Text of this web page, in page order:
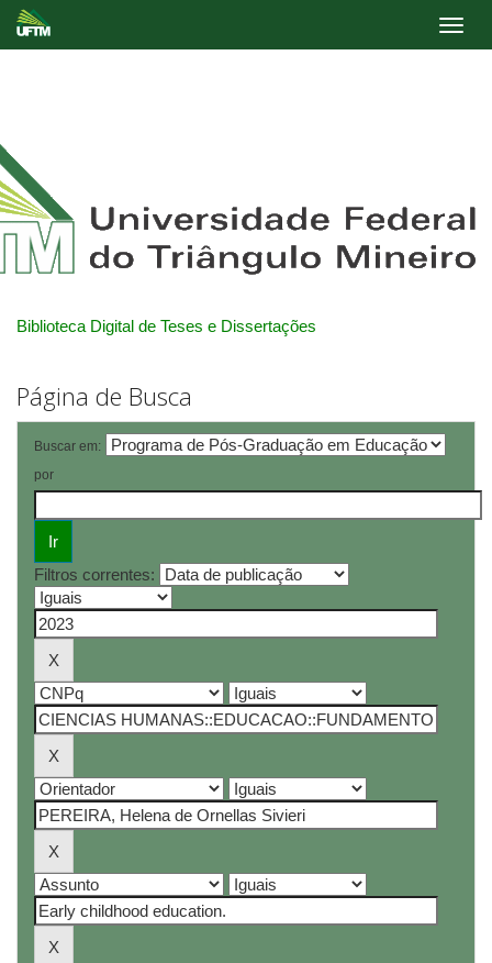
Biblioteca Digital de Teses e Dissertações
Página de Busca
Buscar em:
por
Filtros correntes: